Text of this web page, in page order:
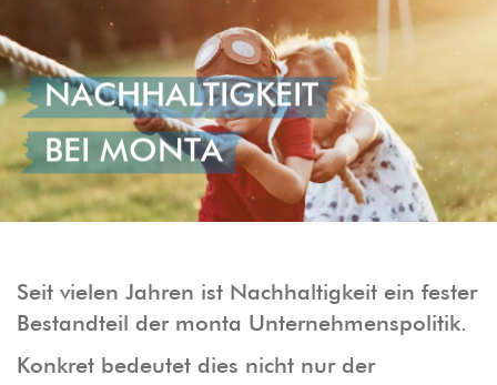
Nachhaltigkeit
Unternehmen
Kontakt
NACHHALTIGKEIT
BEI MONTA
Seit vielen Jahren ist Nachhaltigkeit ein fester
Bestandteil der monta Unternehmenspolitik.
Konkret bedeutet dies nicht nur der